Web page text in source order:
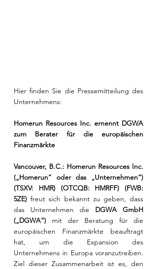
Hier finden Sie die Pressemitteilung des
Unternehmens:
Homerun Resources Inc. ernennt DGWA
zum Berater für die europäischen
Finanzmärkte
Vancouver, B.C.: Homerun Resources Inc.
(„Homerun“ oder das „Unternehmen“)
(TSXV: HMR) (OTCQB: HMRFF) (FWB:
5ZE) freut sich bekannt zu geben, dass
das Unternehmen die DGWA GmbH
(„DGWA“) mit der Beratung für die
europäischen Finanzmärkte beauftragt
hat, um die Expansion des
Unternehmens in Europa voranzutreiben.
Ziel dieser Zusammenarbeit ist es, den